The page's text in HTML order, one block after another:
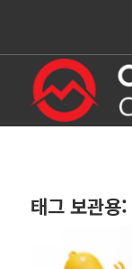
태그 보관용: